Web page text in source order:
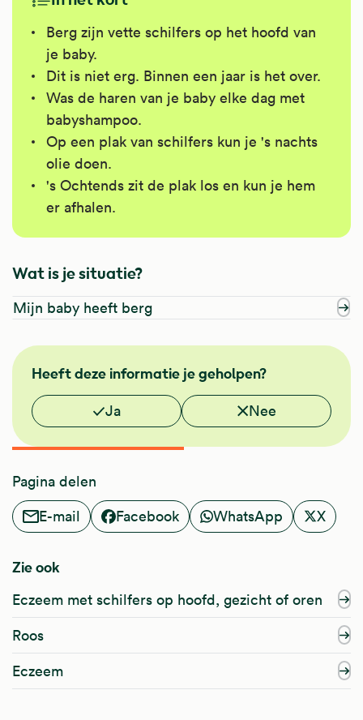
Berg zijn vette schilfers op het hoofd van
je baby.
Dit is niet erg. Binnen een jaar is het over.
Was de haren van je baby elke dag met
babyshampoo.
Op een plak van schilfers kun je 's nachts
olie doen.
's Ochtends zit de plak los en kun je hem
er afhalen.
Wat is je situatie?
Mijn baby heeft berg
NHG
Heeft deze informatie je geholpen?
Vond je deze informatie nuttig?
Ja Nee
Pagina delen
E-mail
Facebook WhatsApp X
Zie ook
Eczeem met schilfers op hoofd, gezicht of oren
Roos
Eczeem